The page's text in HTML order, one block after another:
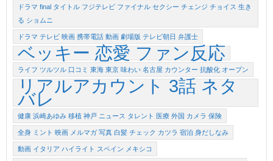
ドラマ final タイトル フジテレビ ファイナル セクシー チェンジ チョイス 生き
る ショムニ
ドラマ テレビ 映画 携帯電話 動画 劇場版 テレビ朝日 弁護士
ベッキー 恋愛 ファン反応
ライフ ツルツル 口コミ 東海 東京 味わい 名古屋 カウンター 抗酸化 オープン
リアルアカウント 3話 ネタ
バレ
健康 浜崎あゆみ 移植 神戸 ニュース タレント 医療 外国 カメラ 保険
全身 ミント 映画 メルマガ 写真 白髪 チェック カツラ 宿泊 身だしなみ
動画 イタリア ハイライト スペイン メキシコ